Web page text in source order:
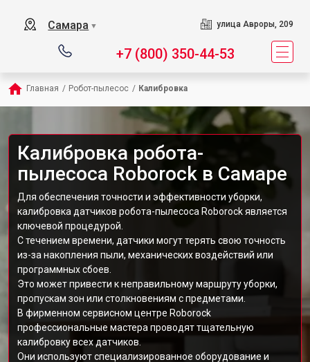
Самара ▼ улица Авроры, 209
+7 (800) 350-44-53
Главная / Робот-пылесос / Калибровка
Калибровка робота-
пылесоса Roborock в Самаре
Для обеспечения точности и эффективности уборки,
калибровка датчиков робота-пылесоса Roborock является
ключевой процедурой.
С течением времени, датчики могут терять свою точность
из-за накопления пыли, механических воздействий или
программных сбоев.
Это может привести к неправильному маршруту уборки,
пропускам зон или столкновениям с предметами.
В фирменном сервисном центре Roborock
профессиональные мастера проводят тщательную
калибровку всех датчиков.
Они используют специализированное оборудование и